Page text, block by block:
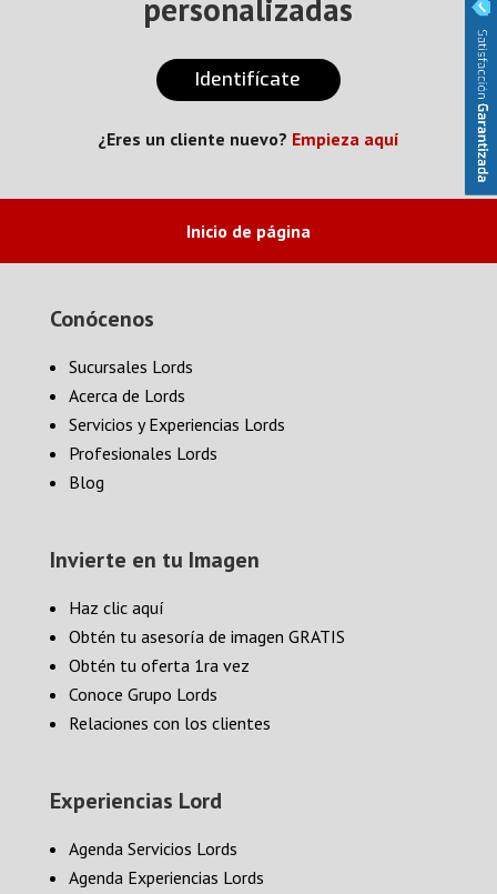
personalizadas
Identifícate
¿Eres un cliente nuevo? Empieza aquí
Inicio de página
Conócenos
Sucursales Lords
Acerca de Lords
Servicios y Experiencias Lords
Profesionales Lords
Blog
Invierte en tu Imagen
Haz clic aquí
Obtén tu asesoría de imagen GRATIS
Obtén tu oferta 1ra vez
Conoce Grupo Lords
Relaciones con los clientes
Experiencias Lord
Agenda Servicios Lords
Agenda Experiencias Lords